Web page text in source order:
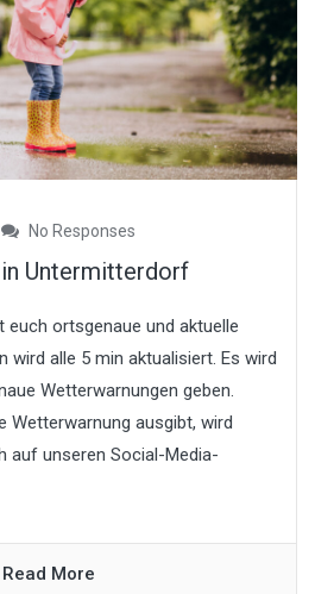
No Responses
Untermitterdorf
ortsgenaue und aktuelle
wird alle 5 min aktualisiert. Es wird
Wetterwarnungen geben.
Wetterwarnung ausgibt, wird
auf unseren Social-Media-
Read More